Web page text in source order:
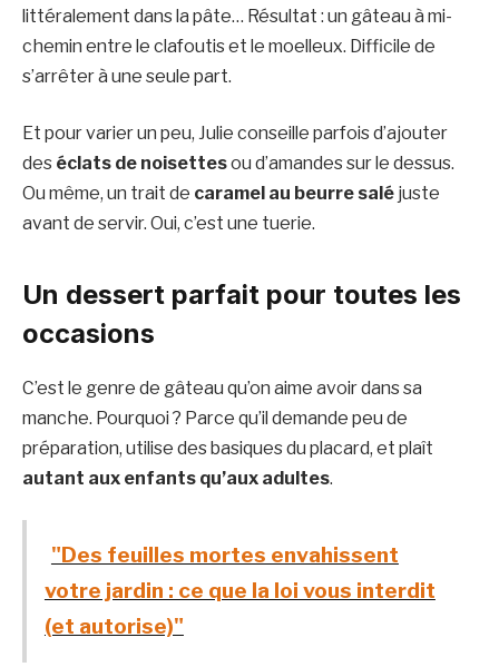
littéralement dans la pâte… Résultat : un gâteau à mi-
chemin entre le clafoutis et le moelleux. Difficile de
s’arrêter à une seule part.
Et pour varier un peu, Julie conseille parfois d’ajouter
des éclats de noisettesou d’amandes sur le dessus.
Ou même, un trait de caramel au beurre salé juste
avant de servir. Oui, c’est une tuerie.
Un dessert parfait pour toutes les
occasions
C’est le genre de gâteau qu’on aime avoir dans sa
manche. Pourquoi ? Parce qu’il demande peu de
préparation, utilise des basiques du placard, et plaît
autant aux enfants qu’aux adultes.
"Des feuilles mortes envahissent
votre jardin : ce que la loi vous interdit
(et autorise)"